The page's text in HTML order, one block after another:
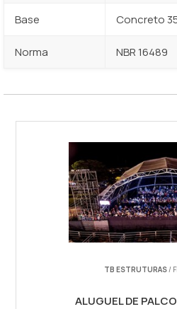
Base Concreto
Norma NBR 16489
TB ESTRUTURAS/
ALUGUEL DE